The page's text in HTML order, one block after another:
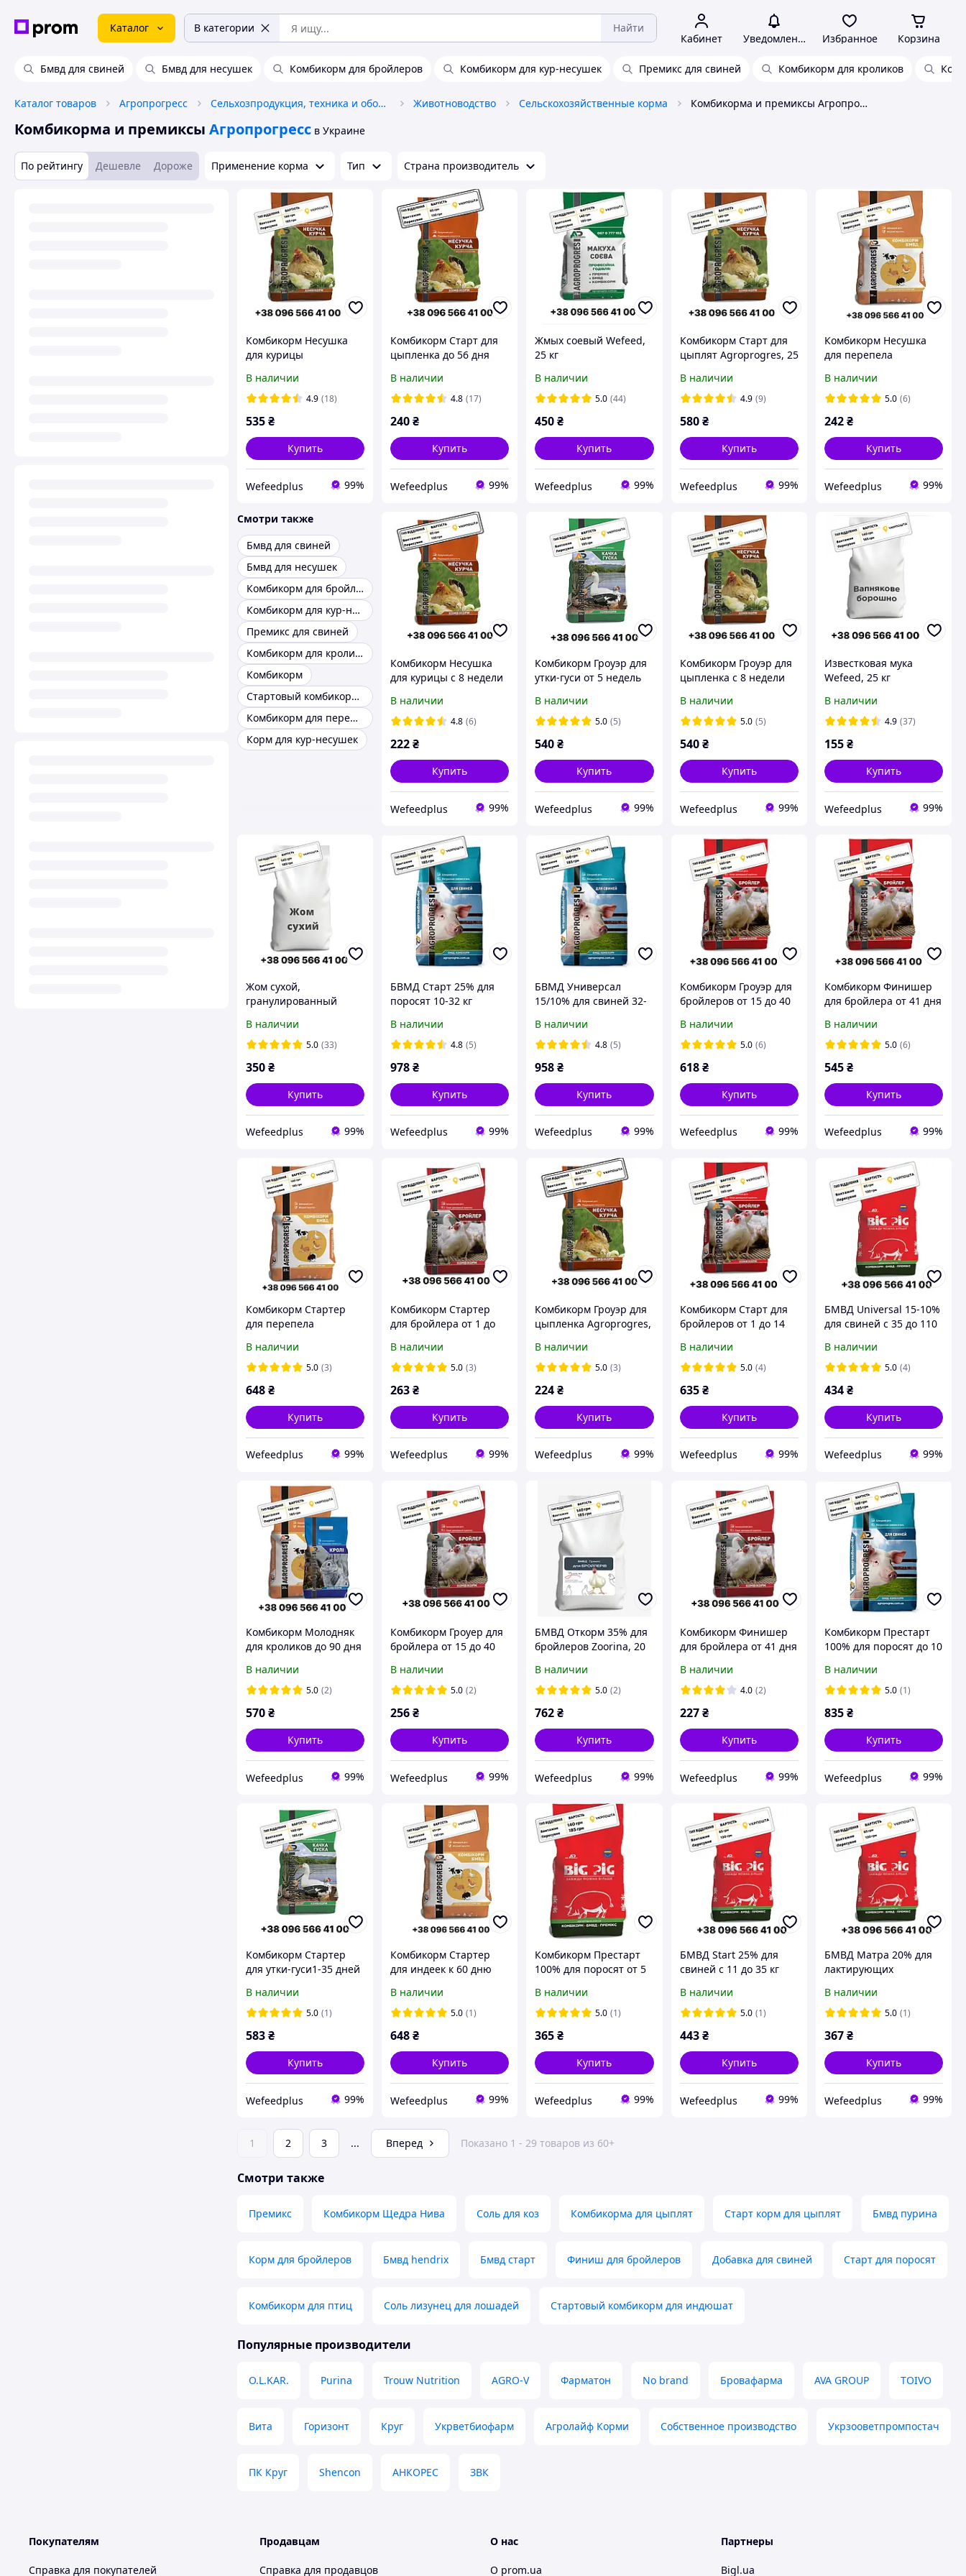
Каталог В категории Найти
Кабинет Уведомления Избранное Корзина
Бмвд для свиней Бмвд для несушек Комбикорм для бройлеров Комбикорм для кур-несушек Премикс для свиней Комбикорм для кроликов
Каталог товаров Агропрогресс Сельхозпродукция, техника и оборудование Животноводство Сельскохозяйственные корма Комбикорма и премиксы Агропрогресс
Комбикорма и премиксы Агропрогресс в Украине
По рейтингу Дешевле Дороже Применение корма Тип Страна производитель
Комбикорм Несушка
для курицы
В наличии
4.9 (18)
535₴
Купить
Wefeedрlus 99%
Комбикорм Старт для
цыпленка до 56 дня
В наличии
4.8 (17)
240₴
Купить
Wefeedрlus 99%
Жмых соевый Wefeed,
25 кг
В наличии
5.0 (44)
450₴
Купить
Wefeedрlus 99%
Комбикорм Старт для
цыплят Agroprogres, 25
В наличии
4.9 (9)
580 ₴
Купить
Wefeedрlus 99%
Комбикорм Несушка
для перепела
В наличии
5.0 (6)
242₴
Купить
Wefeedрlus 99%
Смотри также
Бмвд для свиней
Бмвд для несушек
Комбикорм для бройлеров
Комбикорм для кур-несушек
Премикс для свиней
Комбикорм для кроликов
Комбикорм
Стартовый комбикорм для цыплят
Комбикорм для перепелов
Корм для кур-несушек
Комбикорм Несушка
для курицы с 8 недели
В наличии
4.8 (6)
222₴
Купить
Wefeedрlus 99%
Комбикорм Гроуэр для
утки-гуси от 5 недель
В наличии
5.0 (5)
540₴
Купить
Wefeedрlus 99%
Комбикорм Гроуэр для
цыпленка с 8 недели
В наличии
5.0 (5)
540 ₴
Купить
Wefeedрlus 99%
Известковая мука
Wefeed, 25 кг
В наличии
4.9 (37)
155₴
Купить
Wefeedрlus 99%
Жом сухой,
гранулированный
В наличии
5.0 (33)
350₴
Купить
Wefeedрlus 99%
БВМД Старт 25% для
поросят 10-32 кг
В наличии
4.8 (5)
978₴
Купить
Wefeedрlus 99%
БВМД Универсал
15/10% для свиней 32-
В наличии
4.8 (5)
958₴
Купить
Wefeedрlus 99%
Комбикорм Гроуэр для
бройлеров от 15 до 40
В наличии
5.0 (6)
618 ₴
Купить
Wefeedрlus 99%
Комбикорм Финишер
для бройлера от 41 дня
В наличии
5.0 (6)
545₴
Купить
Wefeedрlus 99%
Комбикорм Стартер
для перепела
В наличии
5.0 (3)
648₴
Купить
Wefeedрlus 99%
Комбикорм Стартер
для бройлера от 1 до
10 кг
В наличии
5.0 (3)
263₴
Купить
Wefeedрlus 99%
Комбикорм Гроуэр для
цыпленка Agroprogres,
В наличии
5.0 (3)
224₴
Купить
Wefeedрlus 99%
Комбикорм Старт для
бройлеров от 1 до 14
В наличии
5.0 (4)
635 ₴
Купить
Wefeedрlus 99%
БМВД Universal 15-10%
для свиней с 35 до 110
В наличии
5.0 (4)
434₴
Купить
Wefeedрlus 99%
Комбикорм Молодняк
для кроликов до 90 дня
В наличии
5.0 (2)
570₴
Купить
Wefeedрlus 99%
Комбикорм Гроуер для
бройлера от 15 до 40
В наличии
5.0 (2)
256₴
Купить
Wefeedрlus 99%
БМВД Откорм 35% для
бройлеров Zoorina, 20
В наличии
5.0 (2)
762₴
Купить
Wefeedрlus 99%
Комбикорм Финишер
для бройлера от 41 дня
В наличии
4.0 (2)
227 ₴
Купить
Wefeedрlus 99%
Комбикорм Престарт
100% для поросят до 10
В наличии
5.0 (1)
835₴
Купить
Wefeedрlus 99%
Комбикорм Стартер
для утки-гуси1-35 дней
В наличии
5.0 (1)
583₴
Купить
Wefeedрlus 99%
Комбикорм Стартер
для индеек к 60 дню
В наличии
5.0 (1)
648₴
Купить
Wefeedрlus 99%
Комбикорм Престарт
100% для поросят от 5
кг
В наличии
5.0 (1)
365₴
Купить
Wefeedрlus 99%
БМВД Start 25% для
свиней с 11 до 35 кг
В наличии
5.0 (1)
443 ₴
Купить
Wefeedрlus 99%
БМВД Матра 20% для
лактирующих
кг
В наличии
5.0 (1)
367₴
Купить
Wefeedрlus 99%
1 2 3 ... Вперед Показано 1 - 29 товаров из 60+
Смотри также
Премикс Комбикорм Щедра Нива Соль для коз Комбикорма для цыплят Старт корм для цыплят Бмвд пурина
Корм для бройлеров Бмвд hendrix Бмвд старт Финиш для бройлеров Добавка для свиней Старт для поросят
Комбикорм для птиц Соль лизунец для лошадей Стартовый комбикорм для индюшат
Популярные производители
O.L.KAR. Purina Trouw Nutrition AGRO-V Фарматон No brand Бровафарма AVA GROUP TOIVO
Вита Горизонт Круг Укрветбиофарм Агролайф Корми Собственное производство Укрзооветпромпостач
ПК Круг Shencon АНКОРЕС ЗВК
Покупателям
Справка для покупателей
Продавцам
Справка для продавцов
О нас
О prom.ua
Партнеры
Bigl.ua